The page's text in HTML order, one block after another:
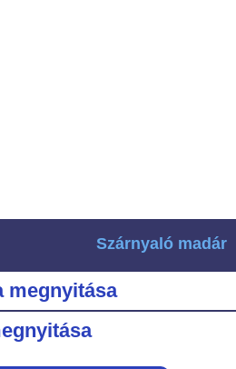
Szárnyaló madár
megnyitása